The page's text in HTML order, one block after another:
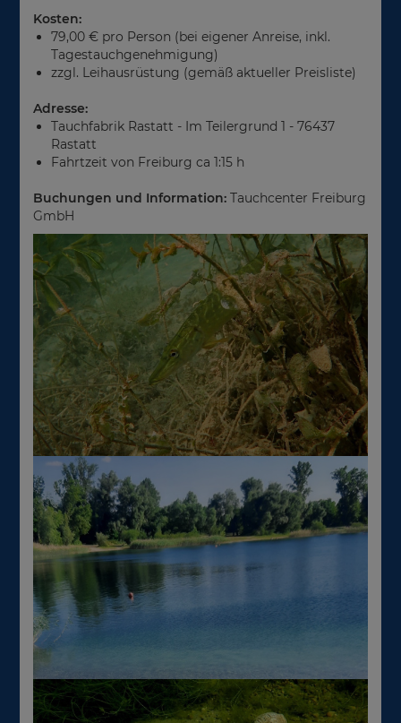
Kosten:
79,00 € pro Person (bei eigener Anreise, inkl.
Tagestauchgenehmigung)
zzgl. Leihausrüstung (gemäß aktueller Preisliste)
Adresse:
Tauchfabrik Rastatt - Im Teilergrund 1 - 76437
Rastatt
Fahrtzeit von Freiburg ca 1:15 h
Buchungen und Information:Tauchcenter Freiburg
GmbH